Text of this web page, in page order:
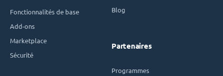
Fonctionnalités de base
Add-ons
Marketplace
Sécurité
Blog
Partenaires
Programmes